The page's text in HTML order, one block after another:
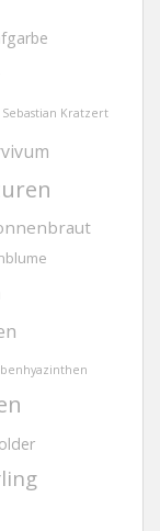
Sebastian Kratzert